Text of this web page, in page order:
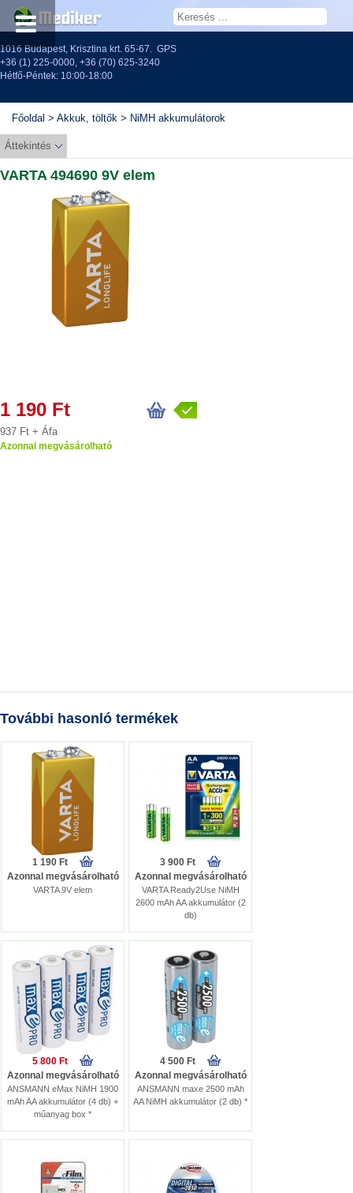
1016 Budapest, Krisztina krt. 65-67. GPS
+36 (1) 225-0000, +36 (70) 625-3240
Hétfő-Péntek: 10:00-18:00
Főoldal > Akkuk, töltők > NiMH akkumulátorok
Áttekintés
VARTA 494690 9V elem
1 190 Ft
937 Ft + Áfa
Azonnal megvásárolható
További hasonló termékek
1 190 Ft
Azonnal megvásárolható
VARTA 9V elem
3 900 Ft
Azonnal megvásárolható
VARTA Ready2Use NiMH
2600 mAh AA akkumulátor (2
db)
5 800 Ft
Azonnal megvásárolható
ANSMANN eMax NiMH 1900
mAh AA akkumulátor (4 db) +
műanyag box *
4 500 Ft
Azonnal megvásárolható
ANSMANN maxe 2500 mAh
AA NiMH akkumulátor (2 db) *